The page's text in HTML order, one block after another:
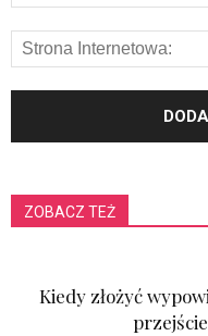
ZOBACZ TEŻ
Kiedy złożyć